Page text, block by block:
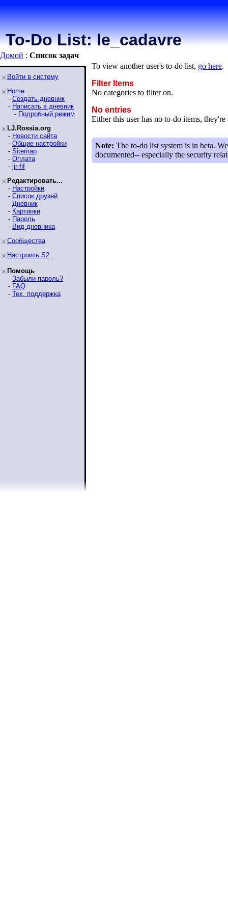
To-Do List: le_cadavre
Домой : Список задaч
Войти в систему
Home
- Создать дневник
- Написать в дневник
- Подробный режим
LJ.Rossia.org
- Новости сайта
- Общие настройки
- Sitemap
- Оплата
- ljr-fif
Редактировать...
- Настройки
- Список друзей
- Дневник
- Картинки
- Пароль
- Вид дневника
Сообщества
Настроить S2
Помощь
- Забыли пароль?
- FAQ
- Тех. поддержка
To view another user's to-do list, go here.
Filter Items
No categories to filter on.
No entries
Either this user has no to-do items,
Note: The to-do list system is in beta.
documented-- especially the security